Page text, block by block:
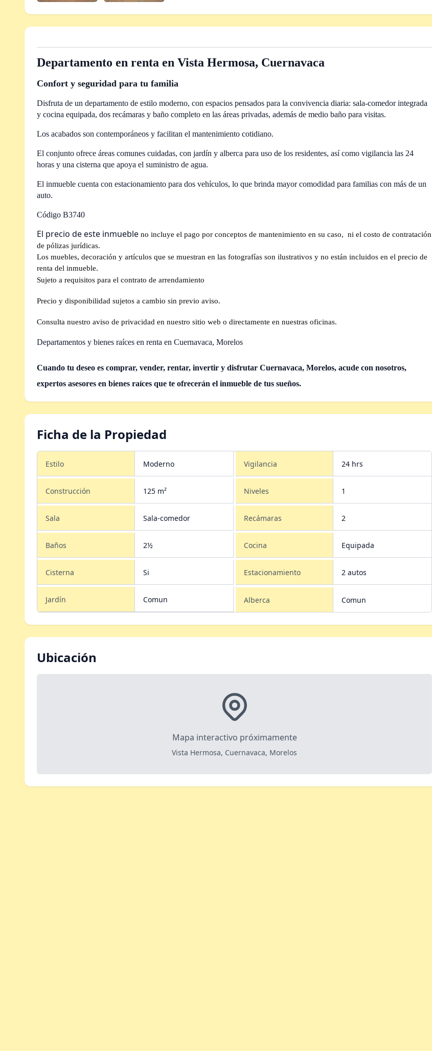
Departamento en renta en Vista Hermosa, Cuernavaca
Confort y seguridad para tu familia
Disfruta de un departamento de estilo moderno, con espacios pensados para la convivencia diaria: sala-comedor integrada
y cocina equipada, dos recámaras y baño completo en las áreas privadas, además de medio baño para visitas.
Los acabados son contemporáneos y facilitan el mantenimiento cotidiano.
El conjunto ofrece áreas comunes cuidadas, con jardín y alberca para uso de los residentes, así como vigilancia las 24
horas y una cisterna que apoya el suministro de agua.
El inmueble cuenta con estacionamiento para dos vehículos, lo que brinda mayor comodidad para familias con más de un
auto.
Código B3740
El precio de este inmueble no incluye el pago por conceptos de mantenimiento en su caso, ni el costo de contratación
de pólizas jurídicas.
Los muebles, decoración y artículos que se muestran en las fotografías son ilustrativos y no están incluidos en el precio de
renta del inmueble.
Sujeto a requisitos para el contrato de arrendamiento
Precio y disponibilidad sujetos a cambio sin previo aviso.
Consulta nuestro aviso de privacidad en nuestro sitio web o directamente en nuestras oficinas.
Departamentos y bienes raíces en renta en Cuernavaca, Morelos
Cuando tu deseo es comprar, vender, rentar, invertir y disfrutar Cuernavaca, Morelos, acude con nosotros,
expertos asesores en bienes raíces que te ofrecerán el inmueble de tus sueños.
Ficha de la Propiedad
Estilo Moderno Vigilancia 24 hrs
Construcción 125 m² Niveles 1
Sala Sala-comedor Recámaras 2
Baños 2½ Cocina Equipada
Cisterna Si Estacionamiento 2 autos
Jardín Comun Alberca Comun
Ubicación
Mapa interactivo próximamente
Vista Hermosa, Cuernavaca, Morelos